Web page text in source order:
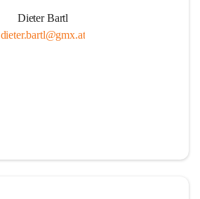
Dieter Bartl
dieter.bartl@gmx.at